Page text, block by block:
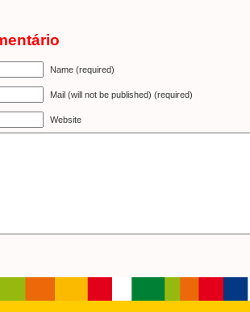
Name (required)
Mail (will not be published) (required)
Website